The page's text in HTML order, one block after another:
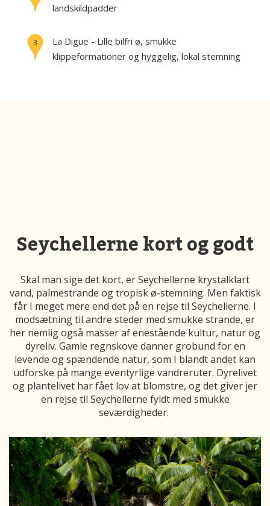
landskildpadder
3
La Digue - Lille bilfri ø, smukke
klippeformationer og hyggelig, lokal stemning
Seychellerne kort og godt
Skal man sige det kort, er Seychellerne krystalklart
vand, palmestrande og tropisk ø-stemning. Men faktisk
får I meget mere end det på en rejse til Seychellerne. I
modsætning til andre steder med smukke strande, er
her nemlig også masser af enestående kultur, natur og
dyreliv. Gamle regnskove danner grobund for en
levende og spændende natur, som I blandt andet kan
udforske på mange eventyrlige vandreruter. Dyrelivet
og plantelivet har fået lov at blomstre, og det giver jer
en rejse til Seychellerne fyldt med smukke
seværdigheder.